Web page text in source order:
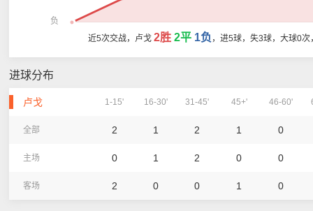
负
近5次交战，卢戈 2胜 2平 1负 ，进5球，失3球，大球0次
进球分布
卢戈 1-15' 16-30' 31-45' 45+' 46-60'
全部 2 1 2 1 0
主场 0 1 2 0 0
客场 2 0 0 1 0